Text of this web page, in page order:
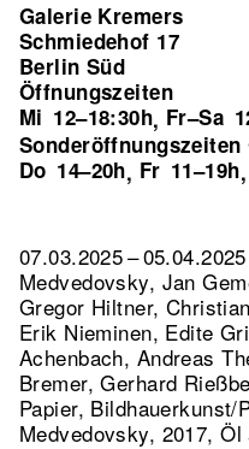
Galerie Kremers
Schmiedehof 17
Berlin Süd
Öffnungszeiten
Mi 12–18:30h, Fr–Sa
Sonderöffnungszeiten
Do 14–20h, Fr 11–19h
07.03.2025 –
Medvedovsky, Jan
Gregor Hiltner,
Erik Nieminen, Edite
Achenbach, Andreas
Bremer, Gerhard
Papier, Bildhauerkunst/
Medvedovsky, 2017,